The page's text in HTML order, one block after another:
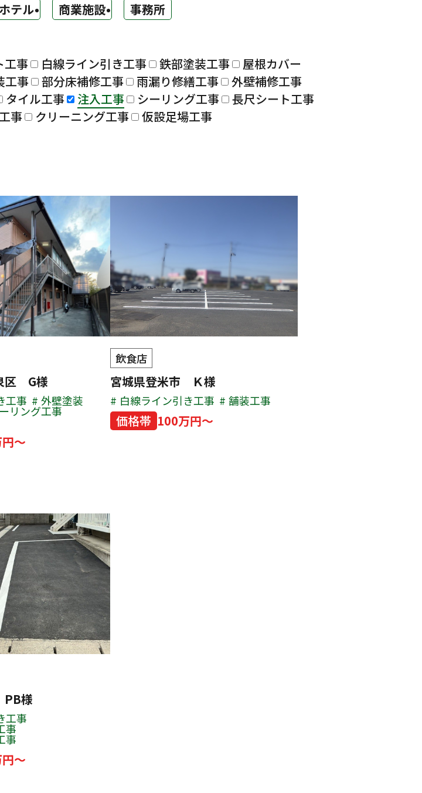
ホテル 商業施設 事務所
工事 白線ライン引き工事 鉄部塗装工事
屋根カバー
工事 部分床補修工事 雨漏り修繕工事
外壁補修工事
タイル工事 注入工事 シーリング工事
長尺シート工事
事 クリーニング工事 仮設足場工事
区 G様
工事 外壁塗装
リング工事
～
飲食店
宮城県登米市 Ｋ様
白線ライン引き工事 舗装工事
価格帯 100万円～
様
工事
事
事
～